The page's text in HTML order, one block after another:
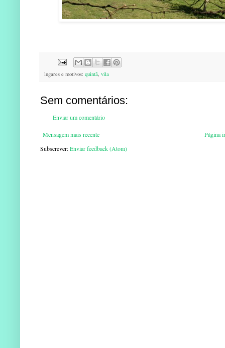
lugares e motivos: quintã, vila
Sem comentários:
Enviar um comentário
Mensagem mais recente
Página
Subscrever:Enviar feedback (Atom)